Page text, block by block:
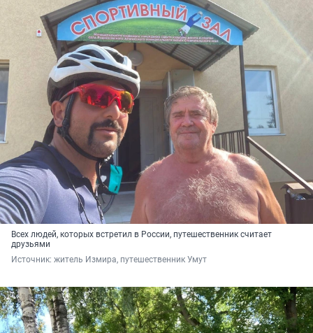
Всех людей, которых встретил в России, путешественник считает
друзьями
Источник: житель Измира, путешественник Умут